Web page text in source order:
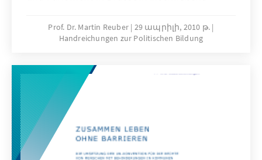
Kommissaren, Abgeordneten, Ministern,
Präsidenten und Regierungschefs
Prof. Dr. Martin Reuber 29 ապրիլի, 2010 թ.
Handreichungen zur Politischen Bildung